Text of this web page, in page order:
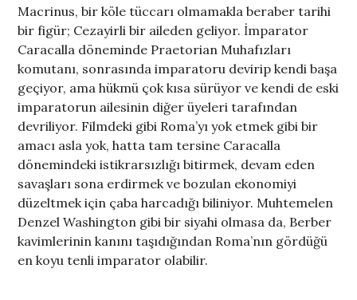
Macrinus, bir köle tüccarı olmamakla beraber tarihi
bir figür; Cezayirli bir aileden geliyor. İmparator
Caracalla döneminde Praetorian Muhafızları
komutanı, sonrasında imparatoru devirip kendi başa
geçiyor, ama hükmü çok kısa sürüyor ve kendi de eski
imparatorun ailesinin diğer üyeleri tarafından
devriliyor. Filmdeki gibi Roma’yı yok etmek gibi bir
amacı asla yok, hatta tam tersine Caracalla
dönemindeki istikrarsızlığı bitirmek, devam eden
savaşları sona erdirmek ve bozulan ekonomiyi
düzeltmek için çaba harcadığı biliniyor. Muhtemelen
Denzel Washington gibi bir siyahi olmasa da, Berber
kavimlerinin kanını taşıdığından Roma’nın gördüğü
en koyu tenli imparator olabilir.